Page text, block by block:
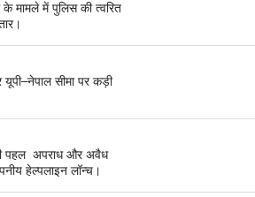
और बिग बॉस ओटीटी-2 के विजेता एल्विश
निदेशालय (ईडी) के कार्यालय पहुंचे। कोबरा